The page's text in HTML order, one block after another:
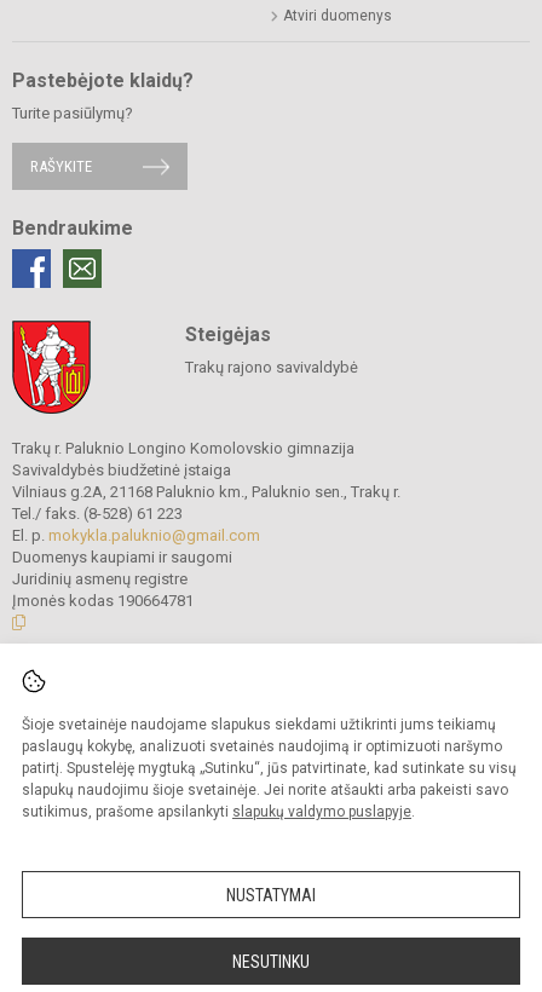
Šioje svetainėje naudojame slapukus siekdami užtikrinti jums teikiamų
paslaugų kokybę, analizuoti svetainės naudojimą ir optimizuoti naršymo
patirtį. Spustelėję mygtuką „Sutinku“, jūs patvirtinate, kad sutinkate su visų
slapukų naudojimu šioje svetainėje. Jei norite atšaukti arba pakeisti savo
sutikimus, prašome apsilankyti slapukų valdymo puslapyje.
NUSTATYMAI
NESUTINKU
Atviri duomenys
Pastebėjote klaidų?
Turite pasiūlymų?
RAŠYKITE
Bendraukime
Steigėjas
Trakų rajono savivaldybė
Trakų r. Paluknio Longino Komolovskio gimnazija
Savivaldybės biudžetinė įstaiga
Vilniaus g.2A, 21168 Paluknio km., Paluknio sen., Trakų r.
Tel./ faks. (8-528) 61 223
El. p. mokykla.paluknio@gmail.com
Duomenys kaupiami ir saugomi
Juridinių asmenų registre
Įmonės kodas 190664781
© 2021. Trakų r. Paluknio Longino Komolovskio gimnazija. Visos teisės
Kopijuoti turinį be raštiško gimnazijos administracijos sutikimo griežtai
draudžiama.
Prieinamumo paraiška Slapukų valdymas
Sumanus būdas atnaujinti